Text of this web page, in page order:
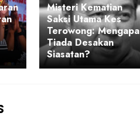
Misteri Kematian
Saksi Utama Kes
Terowong: Mengapa
Tiada Desakan
Siasatan?